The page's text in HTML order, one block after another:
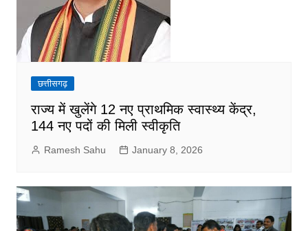
छत्तीसगढ़
राज्य में खुलेंगे 12 नए प्राथमिक स्वास्थ्य केंद्र,
144 नए पदों की मिली स्वीकृति
Ramesh Sahu January 8, 2026